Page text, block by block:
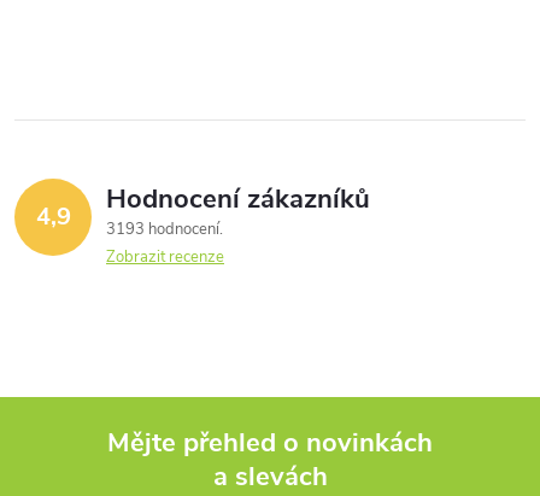
4,9 Hodnocení zákazníků
3193 hodnocení
Zobrazit recenze
Mějte přehled o novinkách
a slevách